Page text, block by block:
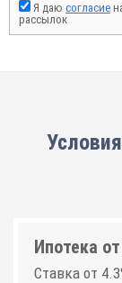
Я даю согласие
рассылок
Ипотека
Ставка от